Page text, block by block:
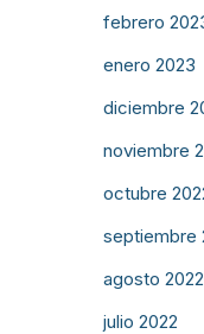
febrero
enero 2023
diciembre
noviembre
octubre
septiembre
agosto 2022
julio 2022